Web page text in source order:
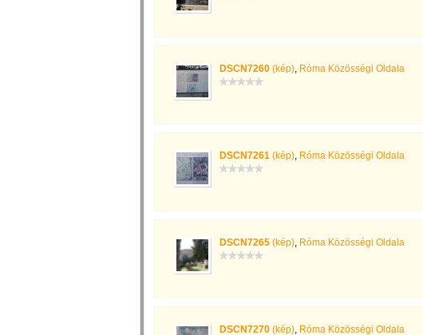
DSCN7260 (kép), Róma Közösségi Oldala
DSCN7261 (kép), Róma Közösségi Oldala
DSCN7265 (kép), Róma Közösségi Oldala
DSCN7270 (kép), Róma Közösségi Oldala